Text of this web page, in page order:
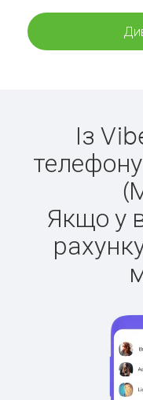
Із
Якщо у